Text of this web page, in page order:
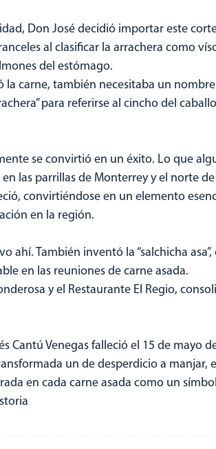
Don José decidió importar este
al clasificar la arrachera como
del estómago.
la carne, también necesitaba un
para referirse al cincho del
se convirtió en un éxito. Lo que
las parrillas de Monterrey y el norte
convirtiéndose en un elemento
en la región.
ahí. También inventó la “salchicha
en las reuniones de carne asada.
y el Restaurante El Regio,
Cantú Venegas falleció el 15 de mayo
un de desperdicio a manjar,
en cada carne asada como un